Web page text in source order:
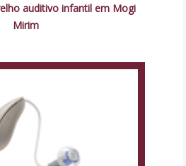
auditivo infantil em Mogi
Mirim